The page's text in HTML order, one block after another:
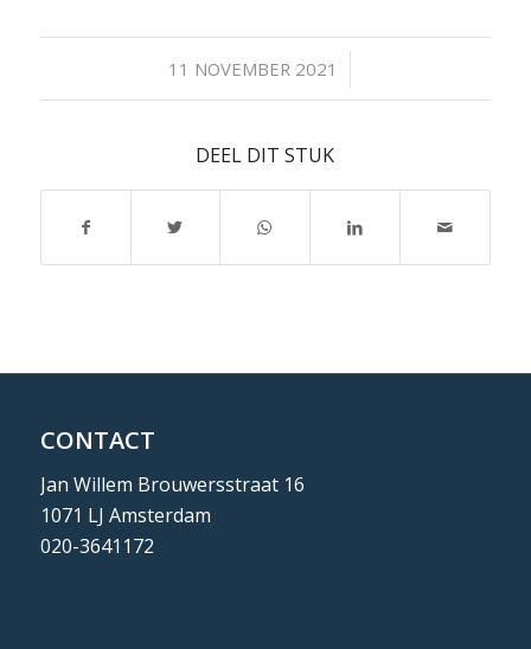
11 NOVEMBER 2021
/
DEEL DIT STUK
CONTACT
Jan Willem Brouwersstraat 16
1071 LJ Amsterdam
020-3641172